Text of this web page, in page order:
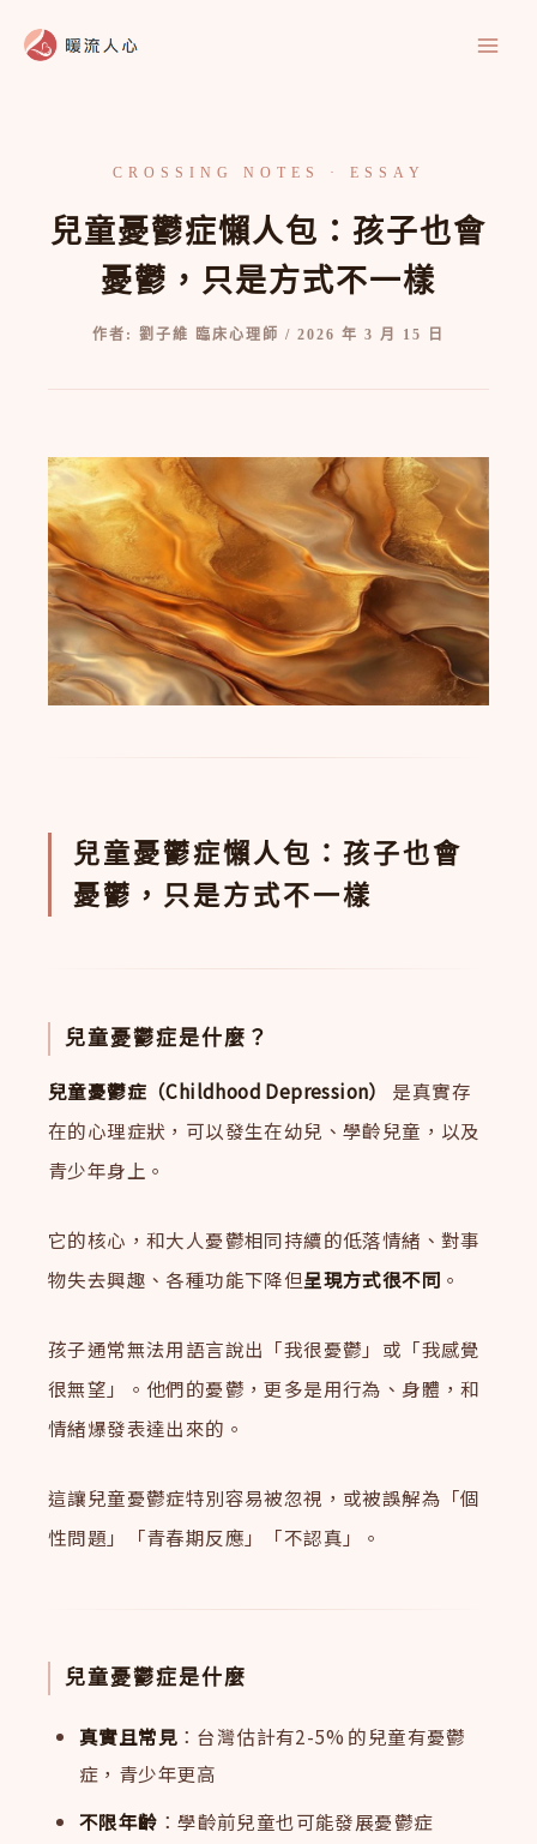
兒童憂鬱症懶人包：孩子也會
憂鬱，只是方式不一樣
作者: 劉子維 臨床心理師 / 2026 年 3 月 15 日
兒童憂鬱症懶人包：孩子也會
憂鬱，只是方式不一樣
兒童憂鬱症是什麼？
兒童憂鬱症（Childhood Depression）
是真實存
在的心理症狀，可以發生在幼兒、學齡兒童，以及
青少年身上。
它的核心，和大人憂鬱相同持續的低落情緒、對事
物失去興趣、各種功能下降但呈現方式很不同 。
孩子通常無法用語言說出「我很憂鬱」或「我感覺
很無望」。他們的憂鬱，更多是用行為、身體，和
情緒爆發表達出來的。
這讓兒童憂鬱症特別容易被忽視，或被誤解為「個
性問題」「青春期反應」「不認真」。
兒童憂鬱症是什麼
真實且常見 ：台灣估計有2-5% 的兒童有憂鬱
症，青少年更高
不限年齡 ：學齡前兒童也可能發展憂鬱症